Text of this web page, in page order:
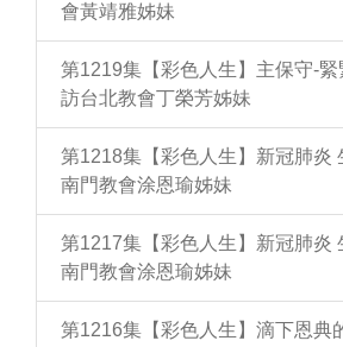
會黃靖雅姊妹
第1219集【彩色人生】主保守-
訪台北教會丁榮芳姊妹
第1218集【彩色人生】新冠肺炎
南門教會涂恩瑜姊妹
第1217集【彩色人生】新冠肺炎
南門教會涂恩瑜姊妹
第1216集【彩色人生】滴下恩典